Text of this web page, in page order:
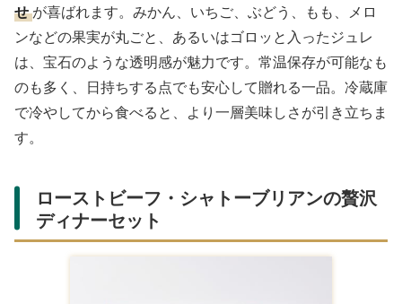
せ が喜ばれます。みかん、いちご、ぶどう、もも、メロ
ンなどの果実が丸ごと、あるいはゴロッと入ったジュレ
は、宝石のような透明感が魅力です。常温保存が可能なも
のも多く、日持ちする点でも安心して贈れる一品。冷蔵庫
で冷やしてから食べると、より一層美味しさが引き立ちま
す。
ローストビーフ・シャトーブリアンの贅沢
ディナーセット